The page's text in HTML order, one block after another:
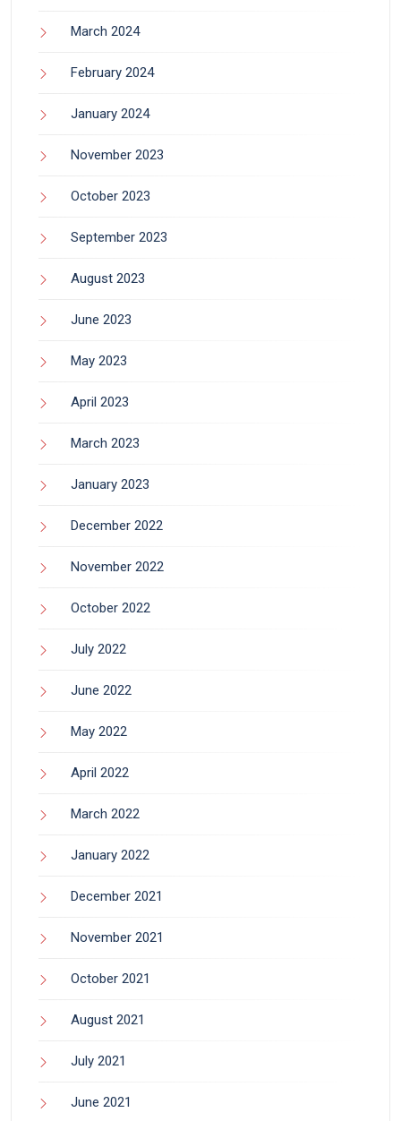
March 2024
February 2024
January 2024
November 2023
October 2023
September 2023
August 2023
June 2023
May 2023
April 2023
March 2023
January 2023
December 2022
November 2022
October 2022
July 2022
June 2022
May 2022
April 2022
March 2022
January 2022
December 2021
November 2021
October 2021
August 2021
July 2021
June 2021